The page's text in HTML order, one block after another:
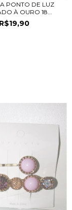
PONTO DE LUZ
À OURO 18...
R$19,90